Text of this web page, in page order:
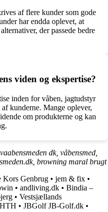
af flere kunder som gode
har endda oplevet, at
der passede bedre
viden og ekspertise?
inden for våben, jagtudstyr
kunderne. Mange oplever,
om produkterne og kan
dk, våbensmed,
browning maral brugt
Kors Genbrug • jem & fix •
• andliving.dk • Bindia –
• Vestsjællands
HTH • JBGolf JB-Golf.dk •